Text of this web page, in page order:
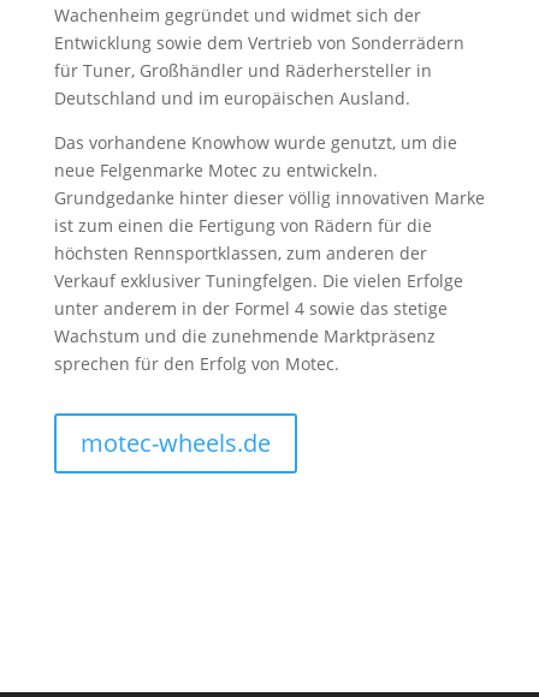
Wachenheim gegründet und widmet sich der
Entwicklung sowie dem Vertrieb von Sonderrädern
für Tuner, Großhändler und Räderhersteller in
Deutschland und im europäischen Ausland.
Das vorhandene Knowhow wurde genutzt, um die
neue Felgenmarke Motec zu entwickeln.
Grundgedanke hinter dieser völlig innovativen Marke
ist zum einen die Fertigung von Rädern für die
höchsten Rennsportklassen, zum anderen der
Verkauf exklusiver Tuningfelgen. Die vielen Erfolge
unter anderem in der Formel 4 sowie das stetige
Wachstum und die zunehmende Marktpräsenz
sprechen für den Erfolg von Motec.
motec-wheels.de